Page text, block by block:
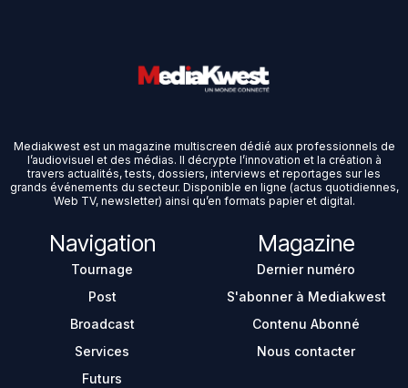
Mediakwest est un magazine multiscreen dédié aux professionnels de
l’audiovisuel et des médias. Il décrypte l’innovation et la création à
travers actualités, tests, dossiers, interviews et reportages sur les
grands événements du secteur. Disponible en ligne (actus quotidiennes,
Web TV, newsletter) ainsi qu’en formats papier et digital.
Navigation
Tournage
Post
Broadcast
Services
Futurs
Magazine
Dernier numéro
S'abonner à Mediakwest
Contenu Abonné
Nous contacter